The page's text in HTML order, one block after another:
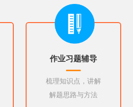
作业习题辅导
梳理知识点，讲解
解题思路与方法